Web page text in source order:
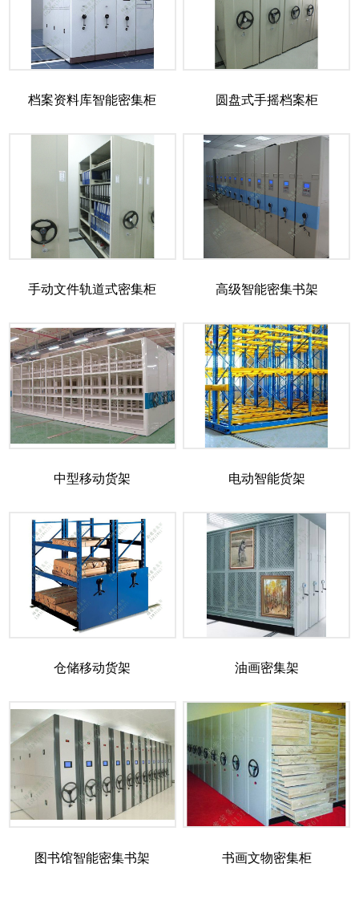
档案资料库智能密集柜 圆盘式手摇档案柜
手动文件轨道式密集柜 高级智能密集书架
中型移动货架 电动智能货架
仓储移动货架 油画密集架
图书馆智能密集书架 书画文物密集柜